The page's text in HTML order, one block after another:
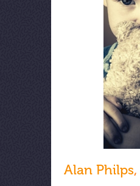
Alan Philps,